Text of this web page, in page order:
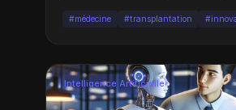
#médecine #transplantation
Intelligence Artificielle